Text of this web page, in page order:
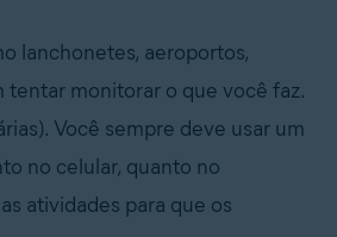
lanchonetes, aeroportos,
tentar monitorar o que você faz.
Você sempre deve usar um
no celular, quanto no
atividades para que os